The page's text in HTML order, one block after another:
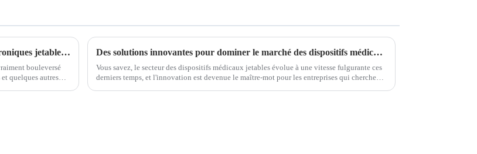
Comprendre les défis liés aux meilleures cigarettes électroniques jetables : informations et données essentielles
bouleversé
quelques autres…
Des solutions innovantes pour dominer le marché des dispositifs médicaux à usage unique.
Vous savez, le secteur des dispositifs médicaux jetables évolue à une vitesse fulgurante ces
derniers temps, et l'innovation est devenue le maître-mot pour les entreprises qui cherchent